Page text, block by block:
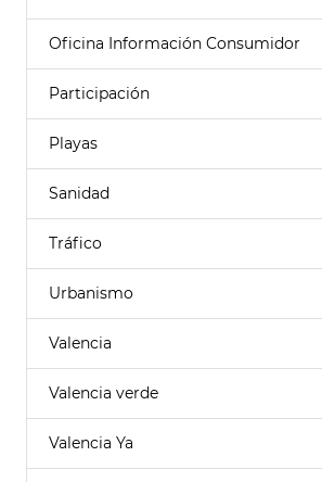
Oficina Información Consumidor
Participación
Playas
Sanidad
Tráfico
Urbanismo
Valencia
Valencia verde
Valencia Ya